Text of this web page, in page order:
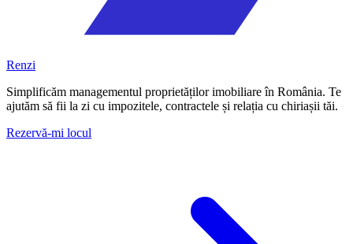
Renzi
Simplificăm managementul proprietăților imobiliare în România. Te
ajutăm să fii la zi cu impozitele, contractele și relația cu chiriașii tăi.
Rezervă-mi locul